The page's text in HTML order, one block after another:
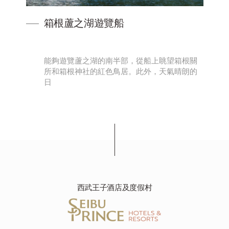
箱根蘆之湖遊覽船
能夠遊覽蘆之湖的南半部，從船上眺望箱根關
所和箱根神社的紅色鳥居。此外，天氣晴朗的
日
西武王子酒店及度假村